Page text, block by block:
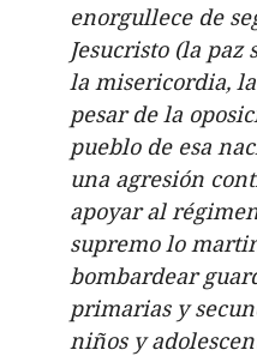
enorgullece de
Jesucristo (la paz
la misericordia,
pesar de la
pueblo de esa
una agresión
apoyar al
supremo lo
bombardear
primarias y
niños y